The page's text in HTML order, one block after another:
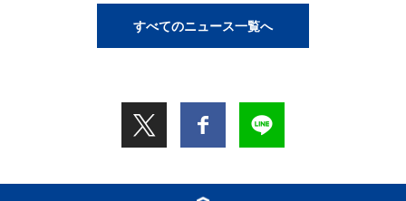
すべてのニュース一覧へ